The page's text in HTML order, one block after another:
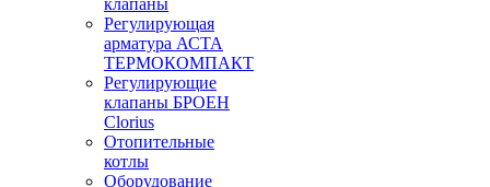
клапаны
Регулирующая
арматура АСТА
ТЕРМОКОМПАКТ
Регулирующие
клапаны БРОЕН
Clorius
Отопительные
котлы
Оборудование